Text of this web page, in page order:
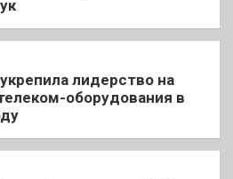
лидерство на
оборудования в